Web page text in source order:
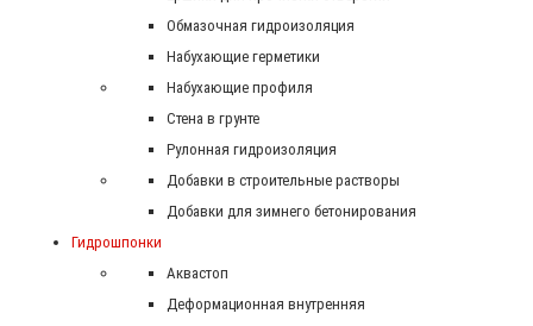
Обмазочная гидроизоляция
Набухающие герметики
Набухающие профиля
Стена в грунте
Рулонная гидроизоляция
Добавки в строительные растворы
Добавки для зимнего бетонирования
Гидрошпонки
Аквастоп
Деформационная внутренняя